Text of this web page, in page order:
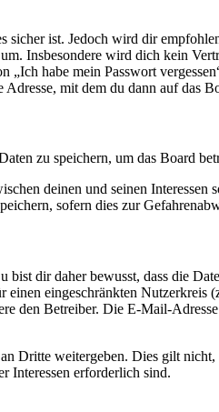
ist. Jedoch wird dir
Insbesondere wird dich kein
„Ich habe mein Passwort
mit dem du dann auf das
zu speichern, um das Board
deinen und seinen
sofern dies zur
bist dir daher bewusst, dass die
eingeschränkten
den Betreiber. Die E-Mail-
Dritte weitergeben. Dies gilt
Interessen erforderlich sind.